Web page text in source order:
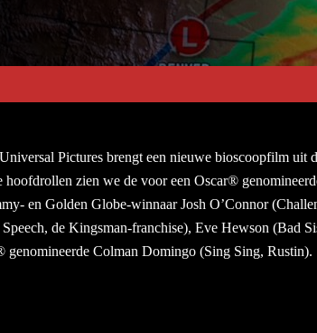
Pictures brengt een nieuwe bioscoopfilm uit
hoofdrollen zien we de voor een Oscar®
en Golden Globe-winnaar Josh O’Connor
de Kingsman-franchise), Eve Hewson (Bad
genomineerde Colman Domingo (Sing Sing, Rustin).